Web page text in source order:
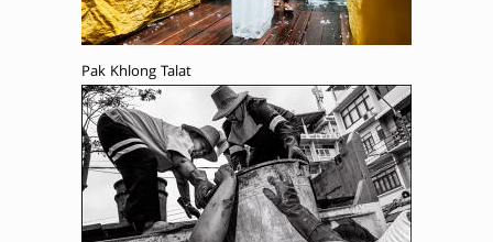
Pak Khlong Talat